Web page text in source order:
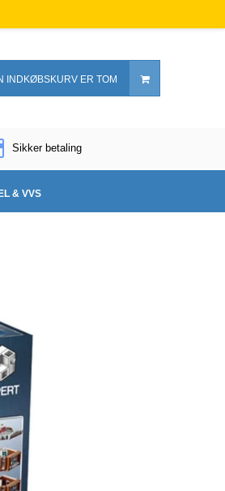
INDKØBSKURV ER TOM
Sikker betaling
& VVS